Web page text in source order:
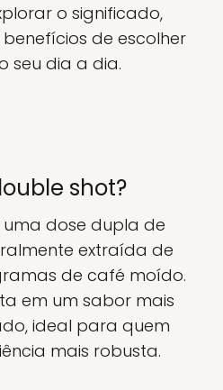
o significado,
de escolher
seu dia a dia.
shot?
dose dupla de
extraída de
de café moído.
em um sabor mais
ideal para quem
mais robusta.